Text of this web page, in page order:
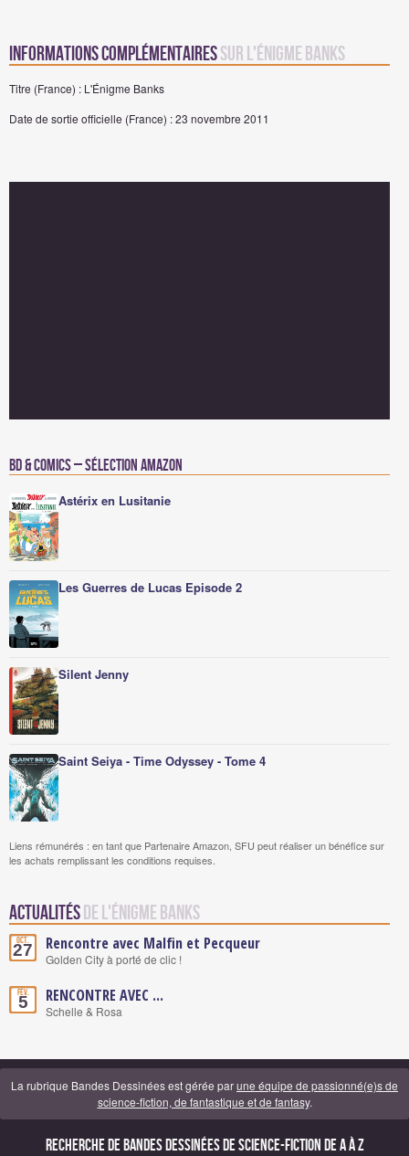
Informations complémentairessur L'Énigme Banks
Titre (France) : L'Énigme Banks
Date de sortie officielle (France) : 23 novembre 2011
BD & Comics – Sélection Amazon
Astérix en Lusitanie
Les Guerres de Lucas Episode 2
Silent Jenny
Saint Seiya - Time Odyssey - Tome 4
Liens rémunérés : en tant que Partenaire Amazon, SFU peut réaliser un bénéfice sur
les achats remplissant les conditions requises.
Actualités de L'Énigme Banks
Oct.
27 Rencontre avec Malfin et Pecqueur
Golden City à porté de clic !
Fév.
5 RENCONTRE AVEC ...
Schelle & Rosa
La rubrique Bandes Dessinées est gérée parune équipe de passionné(e)s de
science-fiction, de fantastique et de fantasy.
Recherche de Bandes Dessinées de science-fiction de A à Z